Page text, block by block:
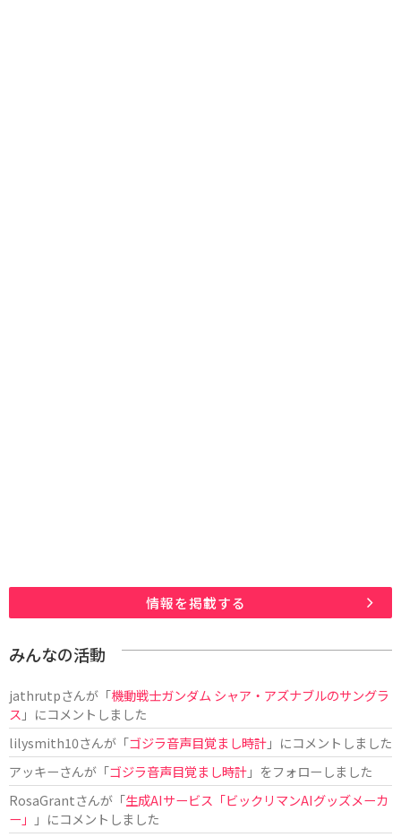
情報を掲載する
みんなの活動
jathrutpさんが「機動戦士ガンダム シャア・アズナブルのサングラ
ス 」にコメントしました
lilysmith10さんが「ゴジラ音声目覚まし時計」にコメントしました
アッキーさんが「ゴジラ音声目覚まし時計」をフォローしました
RosaGrantさんが「生成AIサービス「ビックリマンAIグッズメーカ
ー」
」にコメントしました